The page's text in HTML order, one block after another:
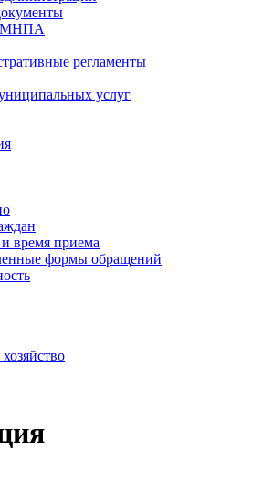
МНПА
регламенты
услуг
время приема
формы обращений